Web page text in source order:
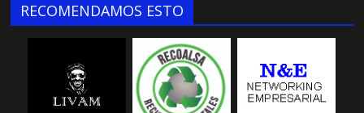
RECOMENDAMOS ESTO